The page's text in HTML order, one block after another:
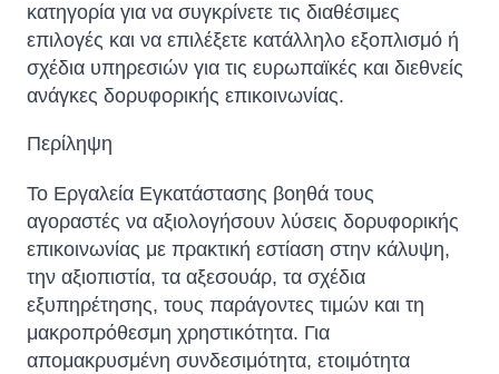
κατηγορία για να συγκρίνετε τις διαθέσιμες
επιλογές και να επιλέξετε κατάλληλο εξοπλισμό ή
σχέδια υπηρεσιών για τις ευρωπαϊκές και διεθνείς
ανάγκες δορυφορικής επικοινωνίας.
Περίληψη
Το Εργαλεία Εγκατάστασης βοηθά τους
αγοραστές να αξιολογήσουν λύσεις δορυφορικής
επικοινωνίας με πρακτική εστίαση στην κάλυψη,
την αξιοπιστία, τα αξεσουάρ, τα σχέδια
εξυπηρέτησης, τους παράγοντες τιμών και τη
μακροπρόθεσμη χρηστικότητα. Για
απομακρυσμένη συνδεσιμότητα, ετοιμότητα